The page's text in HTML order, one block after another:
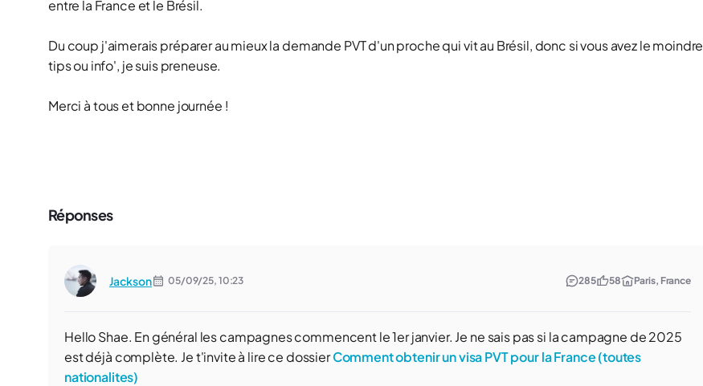
entre la France et le Brésil.
Du coup j'aimerais préparer au mieux la demande PVT d'un proche qui vit au Brésil, donc si vous avez le moindre
tips ou info', je suis preneuse.
Merci à tous et bonne journée !
Réponses
Jackson 05/09/25, 10:23 285 58 Paris, France
Hello Shae. En général les campagnes commencent le 1er janvier. Je ne sais pas si la campagne de 2025
est déjà complète. Je t'invite à lire ce dossierComment obtenir un visa PVT pour la France (toutes
nationalites)